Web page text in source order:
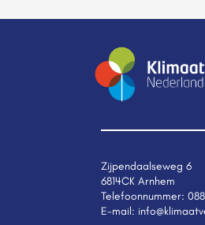
Zijpendaalseweg 6
6814CK Arnhem
Telefoonnummer:
E-mail: